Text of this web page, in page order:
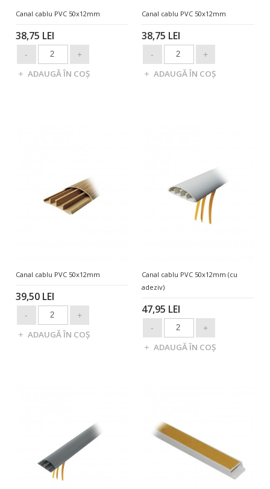
Canal cablu PVC 50x12mm
38,75 LEI
Canal cablu PVC 50x12mm
38,75 LEI
Canal cablu PVC 50x12mm
39,50 LEI
Canal cablu PVC 50x12mm (cu
adeziv)
47,95 LEI